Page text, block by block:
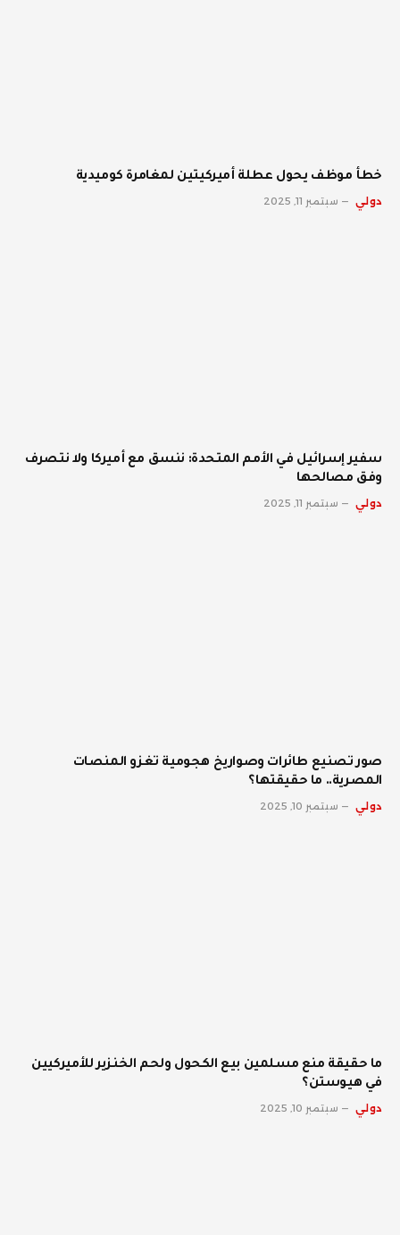
خطأ موظف يحول عطلة أميركيتين لمغامرة كوميدية
دولي سبتمبر 11, 2025
سفير إسرائيل في الأمم المتحدة: ننسق مع أميركا ولا نتصرف
وفق مصالحها
دولي سبتمبر 11, 2025
صور تصنيع طائرات وصواريخ هجومية تغزو المنصات
المصرية.. ما حقيقتها؟
دولي سبتمبر 10, 2025
ما حقيقة منع مسلمين بيع الكحول ولحم الخنزير للأميركيين
في هيوستن؟
دولي سبتمبر 10, 2025